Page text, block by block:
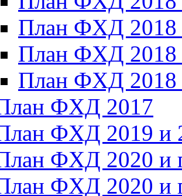
План ФХД
План ФХД
План ФХД
ФХД 2017
ФХД 2019 и
ФХД 2020 и
ФХД 2020 и